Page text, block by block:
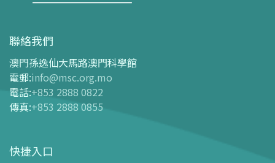
開放時間
交通指南
購票指南
- 網上購票
- 門票及優惠表
導覽圖
聯絡我們
澳門孫逸仙大馬路澳門科學館
電郵:info@msc.org.mo
電話:+853 2888 0822
傳真:+853 2888 0855
快捷入口